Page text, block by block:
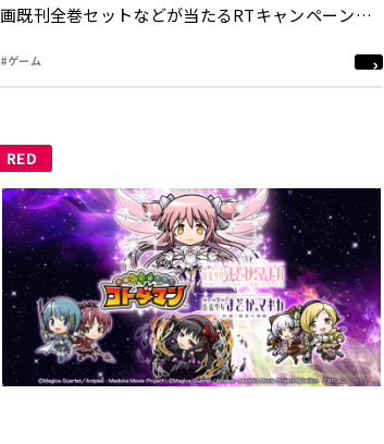
画既刊全巻セットなどが当たるRTキャンペーンを
#ゲーム
RED